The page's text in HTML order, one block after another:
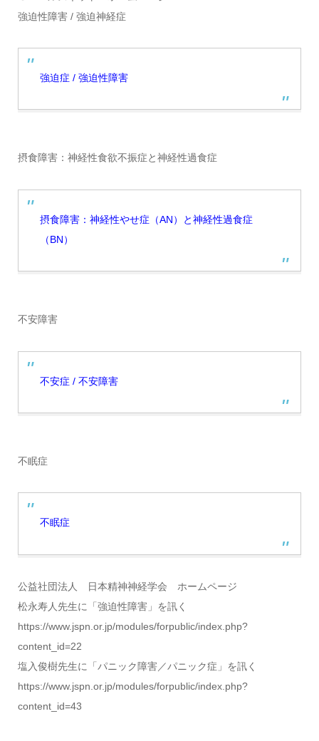
強迫性障害 / 強迫神経症
強迫症 / 強迫性障害
摂食障害：神経性食欲不振症と神経性過食症
摂食障害：神経性やせ症（AN）と神経性過食症
（BN）
不安障害
不安症 / 不安障害
不眠症
不眠症
公益社団法人 日本精神神経学会 ホームページ
松永寿人先生に「強迫性障害」を訊く
https://www.jspn.or.jp/modules/forpublic/index.php?
content_id=22
塩入俊樹先生に「パニック障害／パニック症」を訊く
https://www.jspn.or.jp/modules/forpublic/index.php?
content_id=43